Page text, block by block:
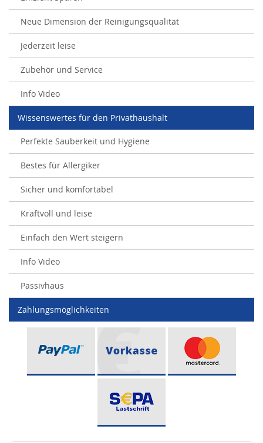
Neue Dimension der Reinigungsqualität
Jederzeit leise
Zubehör und Service
Info Video
Wissenswertes für den Privathaushalt
Perfekte Sauberkeit und Hygiene
Bestes für Allergiker
Sicher und komfortabel
Kraftvoll und leise
Einfach den Wert steigern
Info Video
Passivhaus
Zahlungsmöglichkeiten